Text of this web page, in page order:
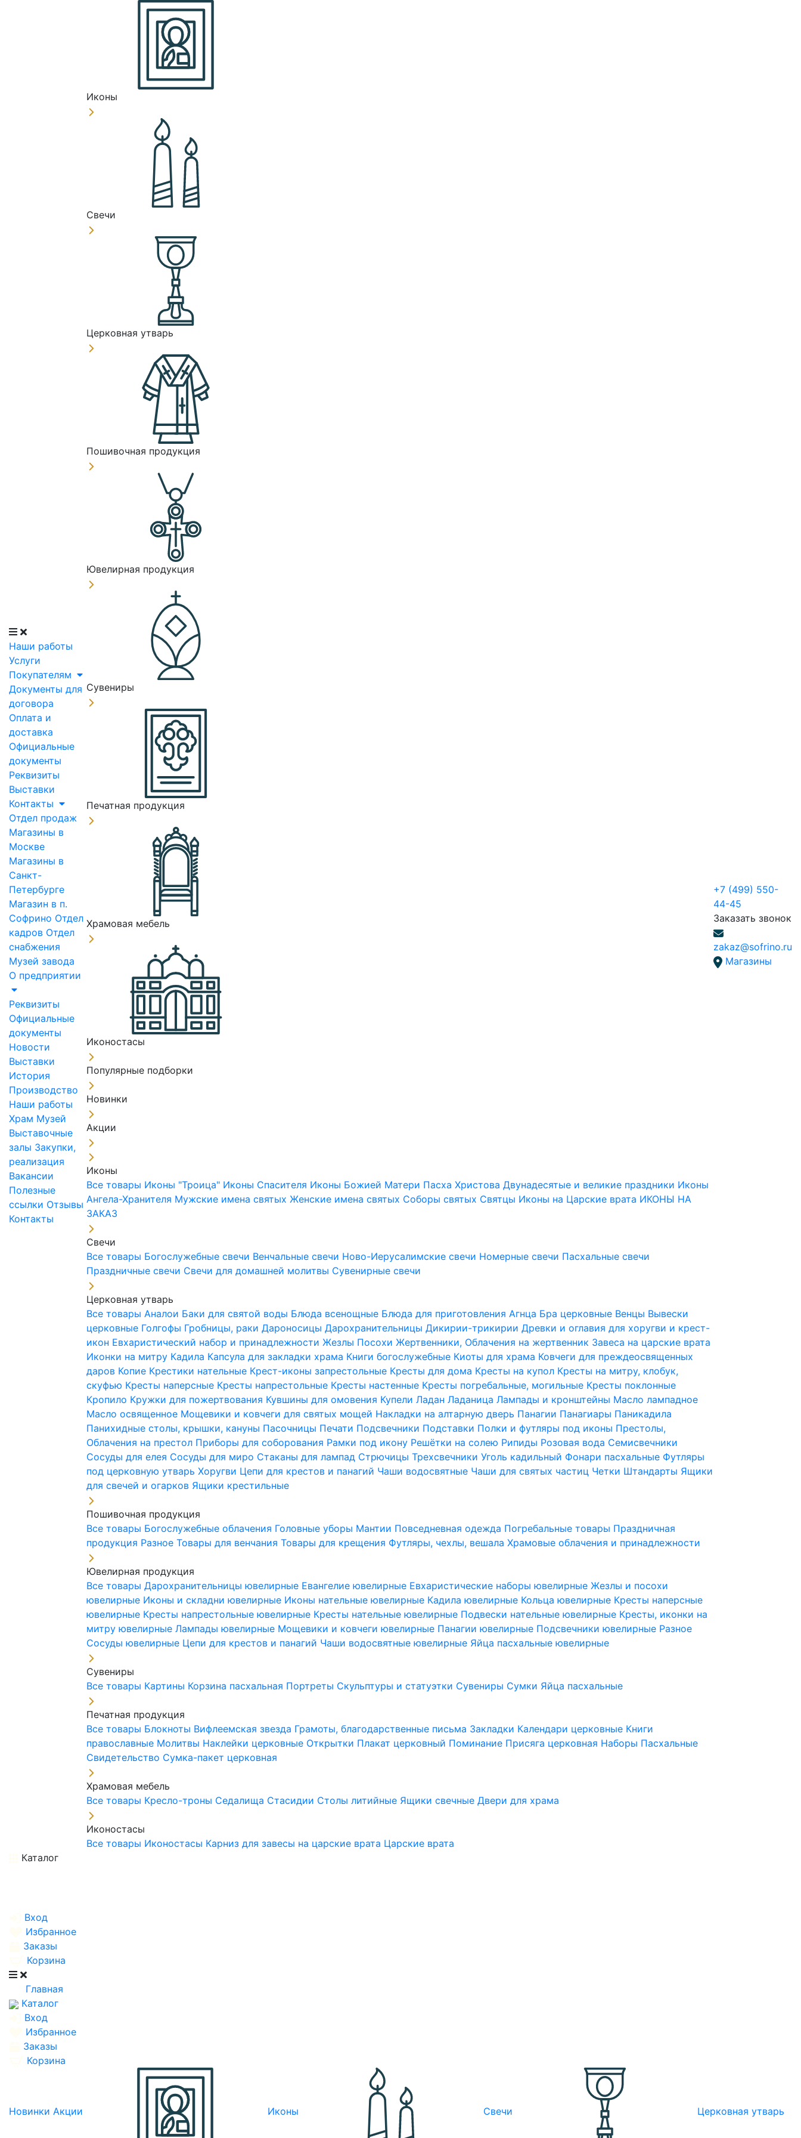
Наши работы
Услуги
Покупателям
Документы для
договора
Оплата и
доставка
Официальные
документы
Реквизиты
Выставки
Контакты
Отдел продаж
Магазины в
Москве
Магазины в
Санкт-
Петербурге
Магазин в п.
Софрино Отдел
кадров Отдел
снабжения
Музей завода
О предприятии
Реквизиты
Официальные
документы
Новости
Выставки
История
Производство
Наши работы
Храм Музей
Выставочные
залы Закупки,
реализация
Вакансии
Полезные
ссылки Отзывы
Контакты
Иконы
Свечи
Церковная утварь
Пошивочная продукция
Ювелирная продукция
Сувениры
Печатная продукция
Храмовая мебель
Иконостасы
Популярные подборки
Новинки
Акции
Иконы
Все товары Иконы "Троица" Иконы Спасителя Иконы Божией Матери Пасха ХристоваДвунадесятые и великие праздники Иконы
Ангела-Хранителя Мужские имена святыхЖенские имена святых Соборы святых Святцы Иконы на Царские врата ИКОНЫ НА
ЗАКАЗ
Свечи
Все товары Богослужебные свечи Венчальные свечи Ново-Иерусалимские свечи Номерные свечи Пасхальные свечи
Праздничные свечи Свечи для домашней молитвы Сувенирные свечи
Церковная утварь
Все товарыАналои Баки для святой воды Блюда всенощные Блюда для приготовления Агнца Бра церковные Венцы Вывески
церковные Голгофы Гробницы, ракиДароносицыДарохранительницыДикирии-трикирииДревки и оглавия для хоругви и крест-
икон Евхаристический набор и принадлежностиЖезлы ПосохиЖертвенники, Облачения на жертвенник Завеса на царские врата
Иконки на митру Кадила Капсула для закладки храма Книги богослужебные Киоты для храма Ковчеги для преждеосвященных
даров Копие Крестики нательные Крест-иконы запрестольные Кресты для дома Кресты на купол Кресты на митру, клобук,
скуфью Кресты наперсные Кресты напрестольные Кресты настенные Кресты погребальные, могильные Кресты поклонные
Кропило Кружки для пожертвования Кувшины для омовения КупелиЛаданЛаданицаЛампады и кронштейны Масло лампадное
Масло освященное Мощевики и ковчеги для святых мощей Накладки на алтарную дверь Панагии Панагиары Паникадила
Панихидные столы, крышки, кануны Пасочницы Печати Подсвечники Подставки Полки и футляры под иконы Престолы,
Облачения на престол Приборы для соборования Рамки под икону Решётки на солею Рипиды Розовая вода Семисвечники
Сосуды для елея Сосуды для миро Стаканы для лампад СтрючицыТрехсвечникиУголь кадильный Фонари пасхальные Футляры
под церковную утварьХоругви Цепи для крестов и панагий Чаши водосвятные Чаши для святых частиц Четки Штандарты Ящики
для свечей и огарков Ящики крестильные
Пошивочная продукция
Все товары Богослужебные облачения Головные уборы Мантии Повседневная одежда Погребальные товары Праздничная
продукция РазноеТовары для венчанияТовары для крещения Футляры, чехлы, вешалаХрамовые облачения и принадлежности
Ювелирная продукция
Все товарыДарохранительницы ювелирные Евангелие ювелирные Евхаристические наборы ювелирныеЖезлы и посохи
ювелирные Иконы и складни ювелирные Иконы нательные ювелирные Кадила ювелирные Кольца ювелирные Кресты наперсные
ювелирные Кресты напрестольные ювелирные Кресты нательные ювелирные Подвески нательные ювелирные Кресты, иконки на
митру ювелирныеЛампады ювелирные Мощевики и ковчеги ювелирные Панагии ювелирные Подсвечники ювелирные Разное
Сосуды ювелирные Цепи для крестов и панагий Чаши водосвятные ювелирные Яйца пасхальные ювелирные
Сувениры
Все товары Картины Корзина пасхальная Портреты Скульптуры и статуэтки Сувениры Сумки Яйца пасхальные
Печатная продукция
Все товары Блокноты Вифлеемская звезда Грамоты, благодарственные письма Закладки Календари церковные Книги
православные Молитвы Наклейки церковные Открытки Плакат церковный Поминание Присяга церковная Наборы Пасхальные
Свидетельство Сумка-пакет церковная
Храмовая мебель
Все товары Кресло-троны Седалища Стасидии Столы литийные Ящики свечныеДвери для храма
Иконостасы
Все товары Иконостасы Карниз для завесы на царские врата Царские врата
+7 (499) 550-
44-45
Заказать звонок
zakaz@sofrino.ru
Магазины
Каталог
Вход
Избранное
Заказы
Корзина
Главная
Каталог
Вход
Избранное
Заказы
Корзина
Новинки Акции Иконы Свечи Церковная утварь